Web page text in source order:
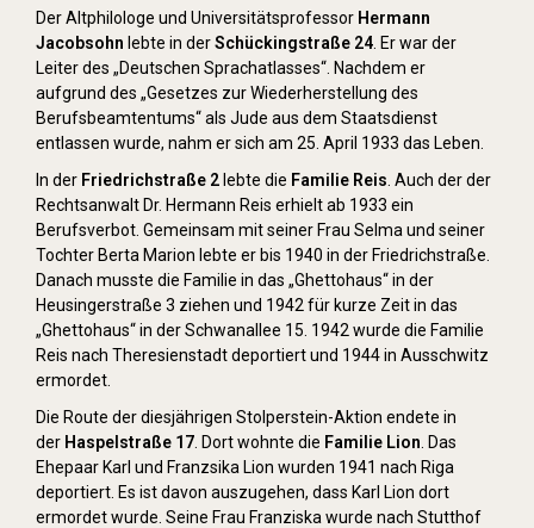
Der Altphilologe und Universitätsprofessor Hermann
Jacobsohn lebte in derSchückingstraße 24 . Er war der
Leiter des „Deutschen Sprachatlasses“. Nachdem er
aufgrund des „Gesetzes zur Wiederherstellung des
Berufsbeamtentums“ als Jude aus dem Staatsdienst
entlassen wurde, nahm er sich am 25. April 1933 das Leben.
In der Friedrichstraße 2lebte die Familie Reis . Auch der der
Rechtsanwalt Dr. Hermann Reis erhielt ab 1933 ein
Berufsverbot. Gemeinsam mit seiner Frau Selma und seiner
Tochter Berta Marion lebte er bis 1940 in der Friedrichstraße.
Danach musste die Familie in das „Ghettohaus“ in der
Heusingerstraße 3 ziehen und 1942 für kurze Zeit in das
„Ghettohaus“ in der Schwanallee 15. 1942 wurde die Familie
Reis nach Theresienstadt deportiert und 1944 in Ausschwitz
ermordet.
Die Route der diesjährigen Stolperstein-Aktion endete in
der Haspelstraße 17 . Dort wohnte die Familie Lion . Das
Ehepaar Karl und Franzsika Lion wurden 1941 nach Riga
deportiert. Es ist davon auszugehen, dass Karl Lion dort
ermordet wurde. Seine Frau Franziska wurde nach Stutthof